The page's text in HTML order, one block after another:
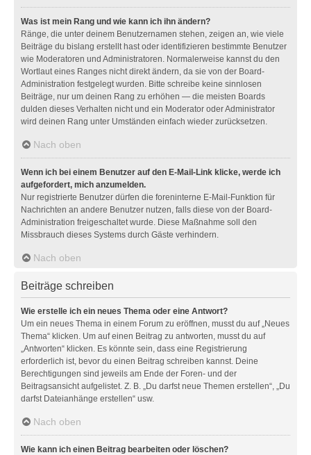
Was ist mein Rang und wie kann ich ihn ändern?
Ränge, die unter deinem Benutzernamen stehen, zeigen an, wie viele
Beiträge du bislang erstellt hast oder identifizieren bestimmte Benutzer
wie Moderatoren und Administratoren. Normalerweise kannst du den
Wortlaut eines Ranges nicht direkt ändern, da sie von der Board-
Administration festgelegt wurden. Bitte schreibe keine sinnlosen
Beiträge, nur um deinen Rang zu erhöhen — die meisten Boards
dulden dieses Verhalten nicht und ein Moderator oder Administrator
wird deinen Rang unter Umständen einfach wieder zurücksetzen.
Nach oben
Wenn ich bei einem Benutzer auf den E-Mail-Link klicke, werde ich
aufgefordert, mich anzumelden.
Nur registrierte Benutzer dürfen die foreninterne E-Mail-Funktion für
Nachrichten an andere Benutzer nutzen, falls diese von der Board-
Administration freigeschaltet wurde. Diese Maßnahme soll den
Missbrauch dieses Systems durch Gäste verhindern.
Nach oben
Beiträge schreiben
Wie erstelle ich ein neues Thema oder eine Antwort?
Um ein neues Thema in einem Forum zu eröffnen, musst du auf „Neues
Thema“ klicken. Um auf einen Beitrag zu antworten, musst du auf
„Antworten“ klicken. Es könnte sein, dass eine Registrierung
erforderlich ist, bevor du einen Beitrag schreiben kannst. Deine
Berechtigungen sind jeweils am Ende der Foren- und der
Beitragsansicht aufgelistet. Z. B. „Du darfst neue Themen erstellen“, „Du
darfst Dateianhänge erstellen“ usw.
Nach oben
Wie kann ich einen Beitrag bearbeiten oder löschen?